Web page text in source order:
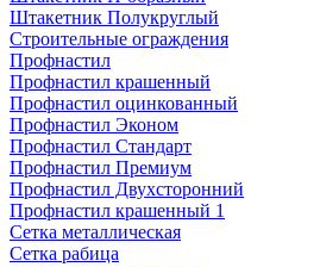
Штакетник Полукруглый
Строительные ограждения
Профнастил
Профнастил крашенный
Профнастил оцинкованный
Профнастил Эконом
Профнастил Стандарт
Профнастил Премиум
Профнастил Двухсторонний
Профнастил крашенный 1
Сетка металлическая
Сетка рабица